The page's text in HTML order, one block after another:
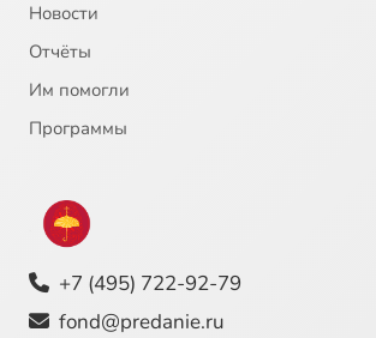
Новости
Отчёты
Им помогли
Программы
+7 (495) 722-92-79
fond@predanie.ru